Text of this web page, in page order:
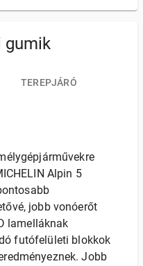
gumik
TEREPJÁRÓ
Alpin 5
jobb vonóerőt
lamelláknak
futófelületi blokkok
Jobb